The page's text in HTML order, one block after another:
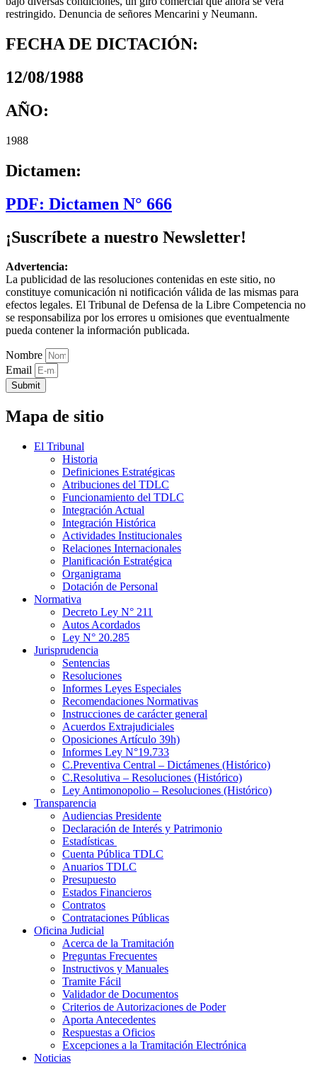
restringido. Denuncia de señores Mencarini y Neumann.
FECHA DE DICTACIÓN:
12/08/1988
AÑO:
1988
Dictamen:
PDF: Dictamen N° 666
¡Suscríbete a nuestro Newsletter!
Advertencia:
La publicidad de las resoluciones contenidas en este sitio, no
constituye comunicación ni notificación válida de las mismas para
efectos legales. El Tribunal de Defensa de la Libre Competencia no
se responsabiliza por los errores u omisiones que eventualmente
pueda contener la información publicada.
Nombre
Email
Submit
Mapa de sitio
El Tribunal
Historia
Definiciones Estratégicas
Atribuciones del TDLC
Funcionamiento del TDLC
Integración Actual
Integración Histórica
Actividades Institucionales
Relaciones Internacionales
Planificación Estratégica
Organigrama
Dotación de Personal
Normativa
Decreto Ley N° 211
Autos Acordados
Ley N° 20.285
Jurisprudencia
Sentencias
Resoluciones
Informes Leyes Especiales
Recomendaciones Normativas
Instrucciones de carácter general
Acuerdos Extrajudiciales
Oposiciones Artículo 39h)
Informes Ley N°19.733
C.Preventiva Central – Dictámenes (Histórico)
C.Resolutiva – Resoluciones (Histórico)
Ley Antimonopolio – Resoluciones (Histórico)
Transparencia
Audiencias Presidente
Declaración de Interés y Patrimonio
Estadísticas
Cuenta Pública TDLC
Anuarios TDLC
Presupuesto
Estados Financieros
Contratos
Contrataciones Públicas
Oficina Judicial
Acerca de la Tramitación
Preguntas Frecuentes
Instructivos y Manuales
Tramite Fácil
Validador de Documentos
Criterios de Autorizaciones de Poder
Aporta Antecedentes
Respuestas a Oficios
Excepciones a la Tramitación Electrónica
Noticias